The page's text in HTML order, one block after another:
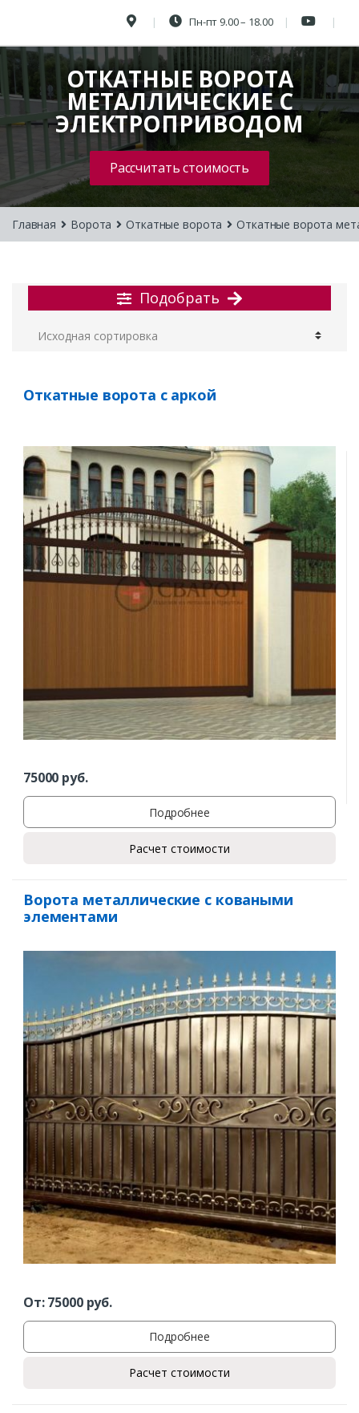
Пн-пт 9.00 – 18.00
ОТКАТНЫЕ ВОРОТА
МЕТАЛЛИЧЕСКИЕ С
ЭЛЕКТРОПРИВОДОМ
Рассчитать стоимость
Главная Ворота Откатные ворота Откатные ворота
Подобрать
Откатные ворота с аркой
75000 руб.
Подробнее
Расчет стоимости
Ворота металлические с коваными
элементами
От:75000руб.
Подробнее
Расчет стоимости